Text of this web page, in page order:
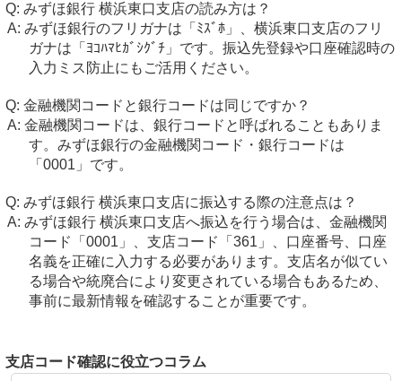
みずほ銀行 横浜東口支店の読み方は？
みずほ銀行のフリガナは「ﾐｽﾞﾎ」、横浜東口支店のフリ
ガナは「ﾖｺﾊﾏﾋｶﾞｼｸﾞﾁ」です。振込先登録や口座確認時の
入力ミス防止にもご活用ください。
金融機関コードと銀行コードは同じですか？
金融機関コードは、銀行コードと呼ばれることもありま
す。みずほ銀行の金融機関コード・銀行コードは
「0001」です。
みずほ銀行 横浜東口支店に振込する際の注意点は？
みずほ銀行 横浜東口支店へ振込を行う場合は、金融機関
コード「0001」、支店コード「361」、口座番号、口座
名義を正確に入力する必要があります。支店名が似てい
る場合や統廃合により変更されている場合もあるため、
事前に最新情報を確認することが重要です。
支店コード確認に役立つコラム